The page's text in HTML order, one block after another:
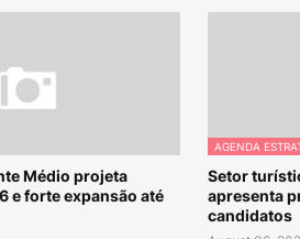
Médio projeta
e forte expansão até
AGENDA
Setor
apresenta
candidatos